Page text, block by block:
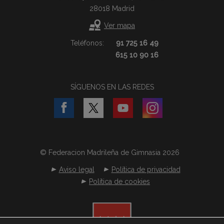
28018 Madrid
Ver mapa
Teléfonos:
91 725 16 49
615 10 90 16
SÍGUENOS EN LAS REDES
© Federacion Madrileña de Gimnasia 2026
Aviso legal
Política de privacidad
Política de cookies